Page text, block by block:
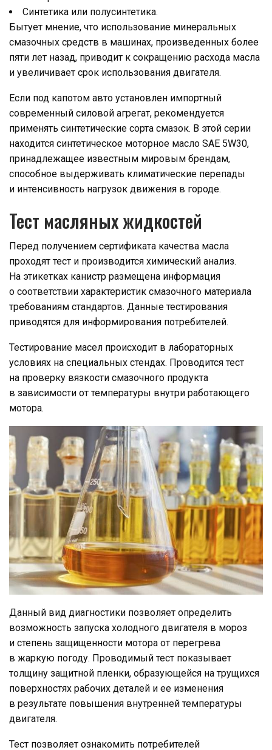
Синтетика или полусинтетика.
Бытует мнение, что использование минеральных
смазочных средств в машинах, произведенных более
пяти лет назад, приводит к сокращению расхода масла
и увеличивает срок использования двигателя.
Если под капотом авто установлен импортный
современный силовой агрегат, рекомендуется
применять синтетические сорта смазок. В этой серии
находится синтетическое моторное масло SAE 5W30,
принадлежащее известным мировым брендам,
способное выдерживать климатические перепады
и интенсивность нагрузок движения в городе.
Тест масляных жидкостей
Перед получением сертификата качества масла
проходят тест и производится химический анализ.
На этикетках канистр размещена информация
о соответствии характеристик смазочного материала
требованиям стандартов. Данные тестирования
приводятся для информирования потребителей.
Тестирование масел происходит в лабораторных
условиях на специальных стендах. Проводится тест
на проверку вязкости смазочного продукта
в зависимости от температуры внутри работающего
мотора.
Данный вид диагностики позволяет определить
возможность запуска холодного двигателя в мороз
и степень защищенности мотора от перегрева
в жаркую погоду. Проводимый тест показывает
толщину защитной пленки, образующейся на трущихся
поверхностях рабочих деталей и ее изменения
в результате повышения внутренней температуры
двигателя.
Тест позволяет ознакомить потребителей